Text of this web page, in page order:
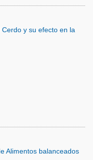
Cerdo y su efecto en la
Alimentos balanceados